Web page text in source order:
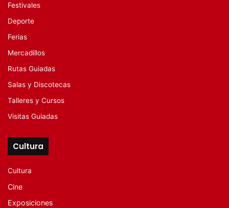
Festivales
Deporte
Ferias
Mercadillos
Rutas Guiadas
Salas y Discotecas
Talleres y Cursos
Visitas Guiadas
Cultura
Cultura
Cine
Exposiciones